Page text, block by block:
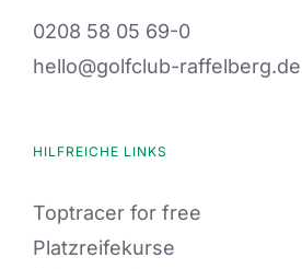
0208 58 05 69-0
hello@golfclub-raffelberg.de
HILFREICHE LINKS
Toptracer for free
Platzreifekurse